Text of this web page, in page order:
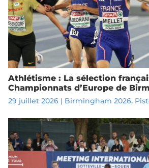
Athlétisme : La sélection
Championnats d’Europe de
29 juillet 2026| Birmingham 2026,